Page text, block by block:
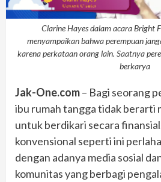
Clarine Hayes dalam acara Bright
menyampaikan bahwa perempuan
karena perkataan orang lain. Saatnya
berkarya
Jak-One.com– Bagi seorang
ibu rumah tangga tidak berarti
untuk berdikari secara
konvensional seperti ini
dengan adanya media sosial
komunitas yang berbagi